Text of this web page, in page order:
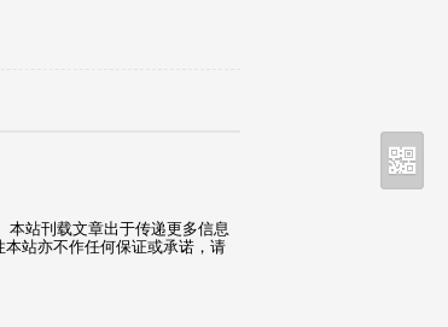
本站刊载文章出于传递更多信息
站亦不作任何保证或承诺，请